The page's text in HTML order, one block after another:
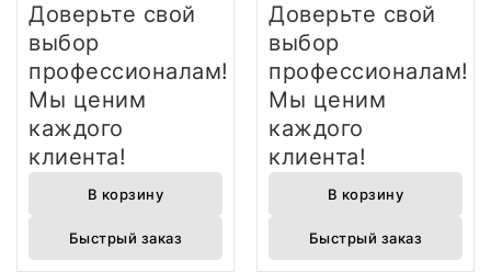
Доверьте свой
выбор
профессионалам!
Мы ценим
каждого
клиента!
В корзину
Быстрый заказ
Доверьте свой
выбор
профессионалам!
Мы ценим
каждого
клиента!
В корзину
Быстрый заказ